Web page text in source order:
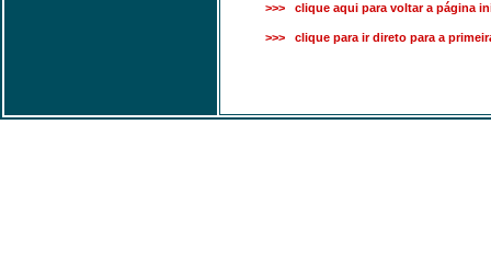
>>> clique aqui para voltar a página
>>> clique para ir direto para a